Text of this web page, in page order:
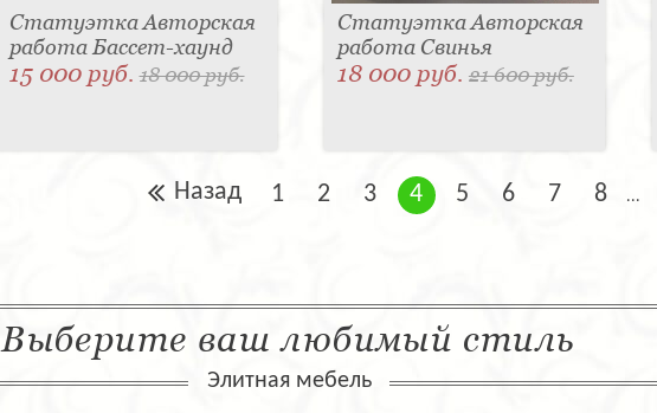
Статуэтка Авторская
работа Бассет-хаунд
15 000 руб.18 000 руб.
Статуэтка Авторская
работа Свинья
18 000 руб. 21 600 руб.
Назад 1 2 3 4 5 6 7 8 ...
Выберите ваш любимый стиль
Элитная мебель